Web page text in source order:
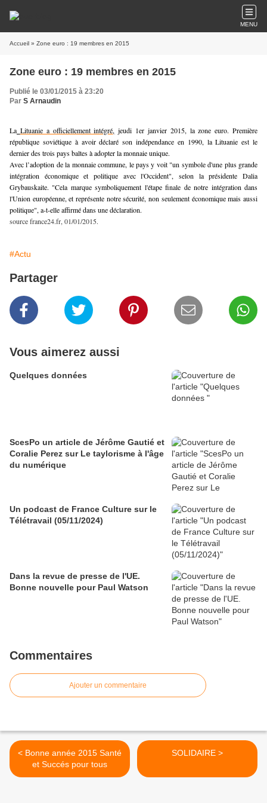
MENU
Accueil » Zone euro : 19 membres en 2015
Zone euro : 19 membres en 2015
Publié le 03/01/2015 à 23:20
Par S Arnaudin
La Lituanie a officiellement intégré, jeudi 1er janvier 2015, la zone euro. Première
république soviétique à avoir déclaré son indépendance en 1990, la Lituanie est le
dernier des trois pays baltes à adopter la monnaie unique.
Avec l’adoption de la monnaie commune, le pays y voit "un symbole d'une plus grande
intégration économique et politique avec l'Occident", selon la présidente Dalia
Grybauskaite. "Cela marque symboliquement l'étape finale de notre intégration dans
l'Union européenne, et représente notre sécurité, non seulement économique mais aussi
politique", a-t-elle affirmé dans une déclaration.
source france24.fr, 01/01/2015.
#Actu
Partager
Vous aimerez aussi
Quelques données
ScesPo un article de Jérôme Gautié et
Coralie Perez sur Le taylorisme à l'âge
du numérique
Un podcast de France Culture sur le
Télétravail (05/11/2024)
Dans la revue de presse de l'UE.
Bonne nouvelle pour Paul Watson
Commentaires
Ajouter un commentaire
< Bonne année 2015 Santé
et Succés pour tous
SOLIDAIRE >